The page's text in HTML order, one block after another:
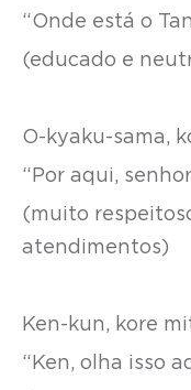
“Onde está o
(educado e
O-kyaku-sama,
“Por aqui,
(muito
atendimentos)
Ken-kun, kore
“Ken, olha isso